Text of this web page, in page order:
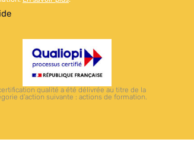
qualité a été délivrée au titre de la
d’action suivante : actions de formation.